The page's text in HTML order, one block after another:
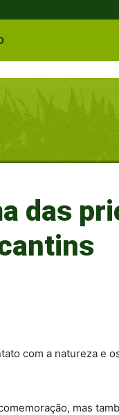
das
com a natureza e
mas